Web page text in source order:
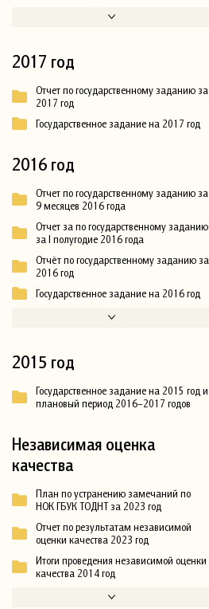
2017 год
Отчет по государственному заданию за
2017 год
Государственное задание на 2017 год
2016 год
Отчет по государственному заданию за
9 месяцев 2016 года
Отчет за по государственному заданию
за I полугодие 2016 года
Отчёт по государственному заданию за
2016 год
Государственное задание на 2016 год
2015 год
Государственное задание на 2015 год и
плановый период 2016–2017 годов
Независимая оценка
качества
План по устранению замечаний по
НОК ГБУК ТОДНТ за 2023 год
Отчет по результатам независимой
оценки качества 2023 год
Итоги проведения независимой оценки
качества 2014 год